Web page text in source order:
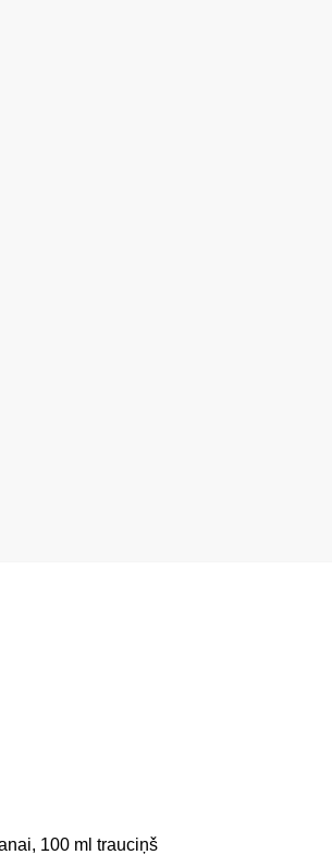
100 ml trauciņš